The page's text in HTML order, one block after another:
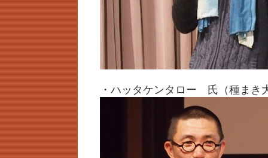
・ハッタケンタロー 氏（種まき